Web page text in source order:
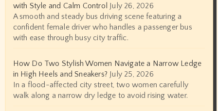
with Style and Calm Control July 26, 2026
A smooth and steady bus driving scene featuring a
confident female driver who handles a passenger bus
with ease through busy city traffic.
How Do Two Stylish Women Navigate a Narrow Ledge
in High Heels and Sneakers? July 25, 2026
In a flood-affected city street, two women carefully
walk along a narrow dry ledge to avoid rising water.